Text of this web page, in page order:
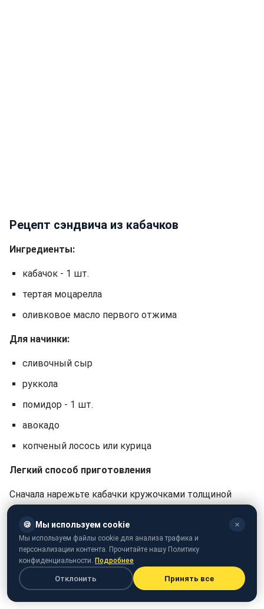
Рецепт сэндвича из кабачков
Ингредиенты:
кабачок - 1 шт.
тертая моцарелла
оливковое масло первого отжима
Для начинки:
сливочный сыр
руккола
помидор - 1 шт.
авокадо
копченый лосось или курица
Легкий способ приготовления
Сначала нарежьте кабачки кружочками толщиной
примерно 2 сантиметра. После этого выложите их на
противень, застеленный пергаментной бумагой,
сверху посыпьте тертой моцареллой и выпекайте 15
минут при температуре 180°C.
Дайте им немного остыть и добавьте начинку -
сливочный сыр, руккола, помидор, авокадо и лосось.
🍪 Мы используем cookie ✕
Мы используем файлы cookie для анализа трафика и
персонализации контента. Прочитайте нашу Политику
конфиденциальности. Подробнее
Отклонить Принять все